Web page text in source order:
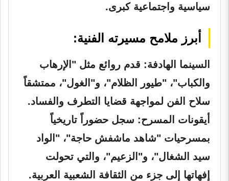
سياسية واجتماعية كبرى.
أبرز ملامح مسيرته الفنية:
السينما الهادفة: قدم روائع مثل "الإرهاب
والكباب"، "طيور الظلام"، و"الغول"، ممتشقاً
سلاح الفن لمواجهة قضايا التطرف والفساد.
أيقونات المسرح: سجل حضوراً تاريخياً
بمسرحيات "شاهد ماشفش حاجة"، "الواد
سيد الشغال"، و"الزعيم"، والتي تحولت
إفهاتها إلى جزء من الثقافة الشعبية العربية.